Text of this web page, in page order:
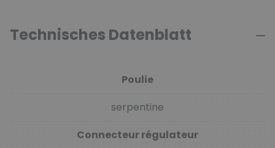
Technisches Datenblatt
Poulie
serpentine
Connecteur régulateur